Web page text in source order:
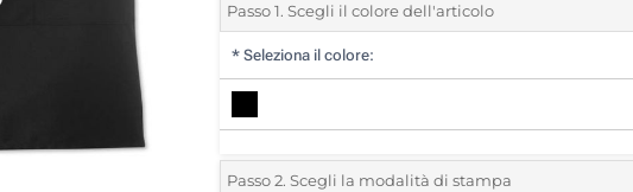
Passo 1. Scegli il colore dell'articolo
* Seleziona il colore:
Passo 2. Scegli la modalità di stampa